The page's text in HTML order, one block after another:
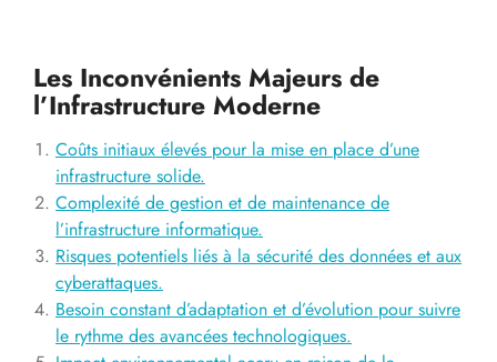
Les Inconvénients Majeurs de
l’Infrastructure Moderne
Coûts initiaux élevés pour la mise en place d’une
infrastructure solide.
Complexité de gestion et de maintenance de
l’infrastructure informatique.
Risques potentiels liés à la sécurité des données et aux
cyberattaques.
Besoin constant d’adaptation et d’évolution pour suivre
le rythme des avancées technologiques.